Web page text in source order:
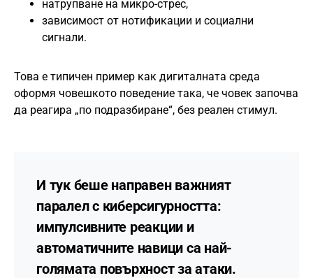
натрупване на микро-стрес,
зависимост от нотификации и социални
сигнали.
Това е типичен пример как дигиталната среда
оформя човешкото поведение така, че човек започва
да реагира „по подразбиране“, без реален стимул.
И тук беше направен важният
паралел с киберсигурността:
импулсивните реакции и
автоматичните навици са най-
голямата повърхност за атаки.